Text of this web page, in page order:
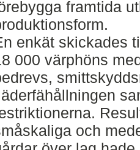
framtida
enkät skickades
000 värphöns
och